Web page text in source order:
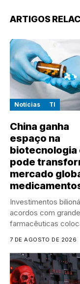
ARTIGOS
Notícias TI
China ganha
espaço na
biotecnologia
pode
mercado
Investimentos
acordos com
farmacêuticas
7 DE AGOSTO DE 2026